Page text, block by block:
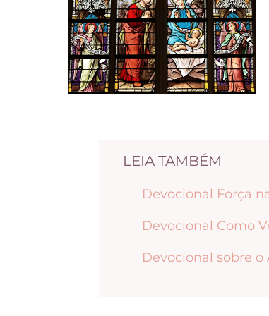
LEIA TAMBÉM
Devocional Força
Devocional Como
Devocional sobre o